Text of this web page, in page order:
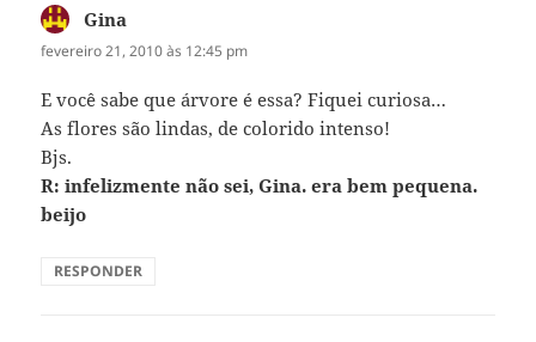
Gina
fevereiro 21, 2010 às 12:45 pm
E você sabe que árvore é essa? Fiquei curiosa…
As flores são lindas, de colorido intenso!
Bjs.
R: infelizmente não sei, Gina. era bem pequena.
beijo
RESPONDER